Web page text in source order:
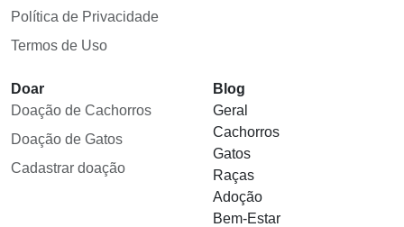
Política de Privacidade
Termos de Uso
Doar
Doação de Cachorros
Doação de Gatos
Cadastrar doação
Blog
Geral
Cachorros
Gatos
Raças
Adoção
Bem-Estar